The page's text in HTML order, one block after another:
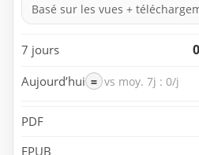
Basé sur les vues +
7 jours 0
Aujourd’hui = vs moy. 7j : 0/j
PDF
EPUB